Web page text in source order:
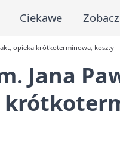
Ciekawe Zobacz
opieka krótkoterminowa, koszty
Jana